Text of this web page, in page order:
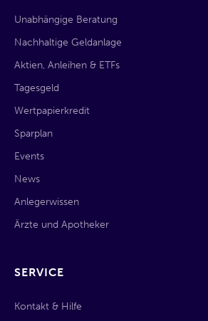
Unabhängige Beratung
Nachhaltige Geldanlage
Aktien, Anleihen & ETFs
Tagesgeld
Wertpapierkredit
Sparplan
Events
News
Anlegerwissen
Ärzte und Apotheker
SERVICE
Kontakt & Hilfe